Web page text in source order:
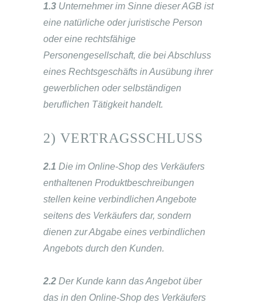
1.3 Unternehmer im Sinne dieser AGB ist
eine natürliche oder juristische Person
oder eine rechtsfähige
Personengesellschaft, die bei Abschluss
eines Rechtsgeschäfts in Ausübung ihrer
gewerblichen oder selbständigen
beruflichen Tätigkeit handelt.
2) VERTRAGSSCHLUSS
2.1 Die im Online-Shop des Verkäufers
enthaltenen Produktbeschreibungen
stellen keine verbindlichen Angebote
seitens des Verkäufers dar, sondern
dienen zur Abgabe eines verbindlichen
Angebots durch den Kunden.
2.2 Der Kunde kann das Angebot über
das in den Online-Shop des Verkäufers